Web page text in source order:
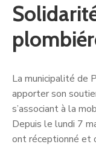
La municipalité de
apporter son
s’associant à la
Depuis le lundi 7
ont réceptionné et